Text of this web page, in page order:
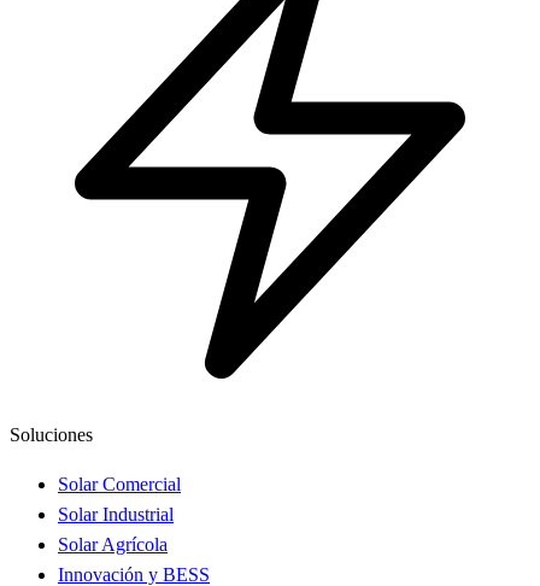
Soluciones
Solar Comercial
Solar Industrial
Solar Agrícola
Innovación y BESS